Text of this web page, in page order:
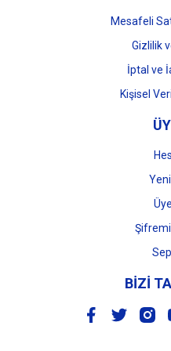
Mesafeli
Gizlilik
İptal ve
Kişisel
BİZİ